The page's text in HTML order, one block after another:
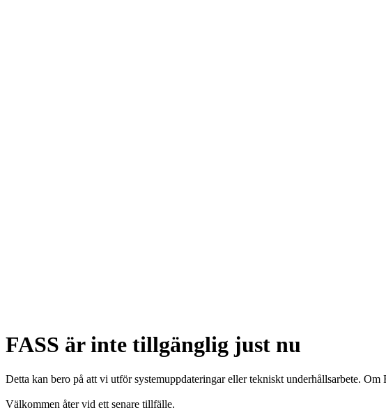
FASS är inte tillgänglig just nu
Detta kan bero på att vi utför systemuppdateringar eller tekniskt underhållsarbete.
Välkommen åter vid ett senare tillfälle.